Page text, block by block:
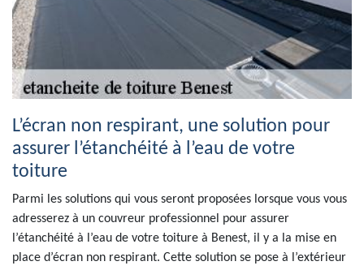
L’écran non respirant, une solution pour
assurer l’étanchéité à l’eau de votre
toiture
Parmi les solutions qui vous seront proposées lorsque vous vous
adresserez à un couvreur professionnel pour assurer
l’étanchéité à l’eau de votre toiture à Benest, il y a la mise en
place d’écran non respirant. Cette solution se pose à l’extérieur